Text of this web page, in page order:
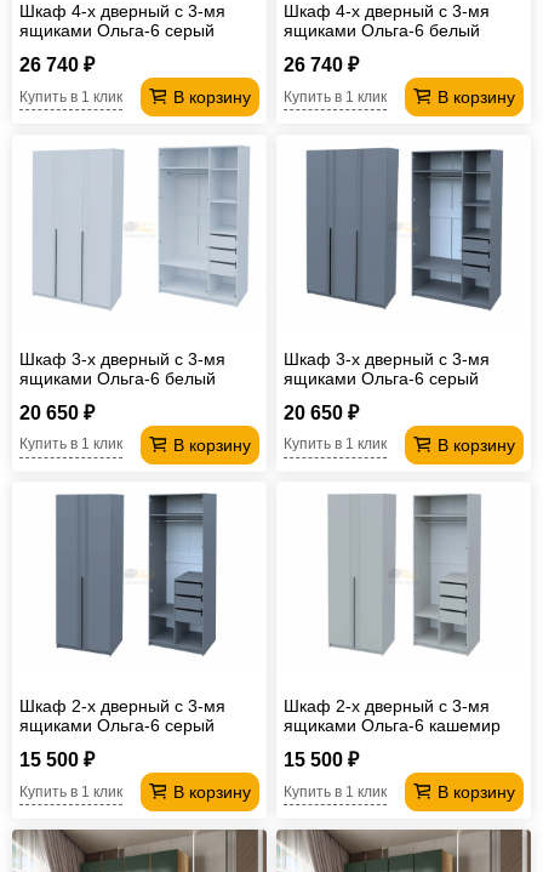
Кресла-
Косметологическое
Шкаф 4-х дверный с 3-мя
ящиками Ольга-6 серый
26 740 ₽
В корзину
Купить в 1 клик
Шкаф 4-х дверный с 3-мя
ящиками Ольга-6 белый
26 740 ₽
В корзину
Купить в 1 клик
Шкаф 3-х дверный с 3-мя
ящиками Ольга-6 белый
20 650 ₽
В корзину
Купить в 1 клик
Шкаф 3-х дверный с 3-мя
ящиками Ольга-6 серый
20 650 ₽
В корзину
Купить в 1 клик
Шкаф 2-х дверный с 3-мя
ящиками Ольга-6 серый
15 500 ₽
В корзину
Купить в 1 клик
Шкаф 2-х дверный с 3-мя
ящиками Ольга-6 кашемир
15 500 ₽
В корзину
Купить в 1 клик